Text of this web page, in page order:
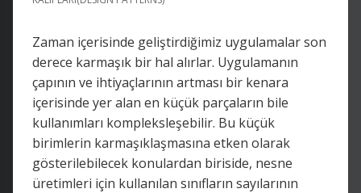
Zaman içerisinde geliştirdiğimiz uygulamalar son
derece karmaşık bir hal alırlar. Uygulamanın
çapının ve ihtiyaçlarının artması bir kenara
içerisinde yer alan en küçük parçaların bile
kullanımları kompleksleşebilir. Bu küçük
birimlerin karmaşıklaşmasına etken olarak
gösterilebilecek konulardan biriside, nesne
üretimleri için kullanılan sınıfların sayılarının